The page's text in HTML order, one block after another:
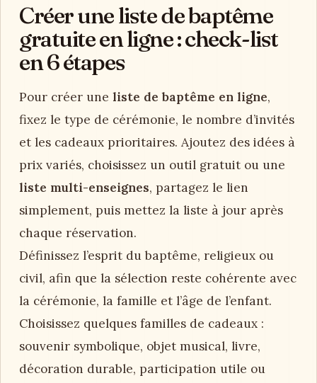
Créer une liste de baptême
gratuite en ligne : check-list
en 6 étapes
Pour créer une liste de baptême en ligne,
fixez le type de cérémonie, le nombre d’invités
et les cadeaux prioritaires. Ajoutez des idées à
prix variés, choisissez un outil gratuit ou une
liste multi-enseignes, partagez le lien
simplement, puis mettez la liste à jour après
chaque réservation.
Définissez l’esprit du baptême, religieux ou
civil, afin que la sélection reste cohérente avec
la cérémonie, la famille et l’âge de l’enfant.
Choisissez quelques familles de cadeaux :
souvenir symbolique, objet musical, livre,
décoration durable, participation utile ou